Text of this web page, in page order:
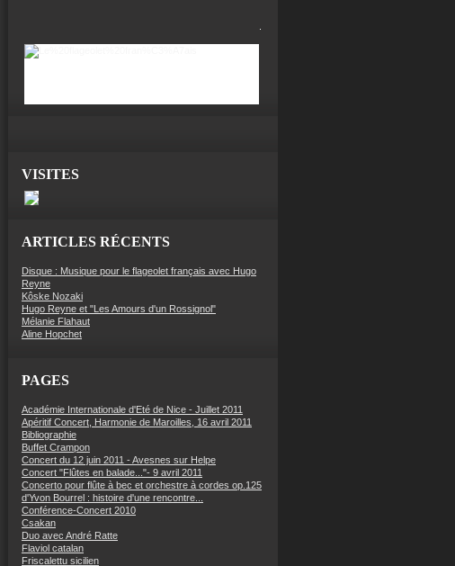
VISITES
ARTICLES RÉCENTS
Disque : Musique pour le flageolet français avec Hugo
Reyne
Kôske Nozaki
Hugo Reyne et "Les Amours d'un Rossignol"
Mélanie Flahaut
Aline Hopchet
PAGES
Académie Internationale d'Eté de Nice - Juillet 2011
Apéritif Concert, Harmonie de Maroilles, 16 avril 2011
Bibliographie
Buffet Crampon
Concert du 12 juin 2011 - Avesnes sur Helpe
Concert "Flûtes en balade..."- 9 avril 2011
Concerto pour flûte à bec et orchestre à cordes op.125
d'Yvon Bourrel : histoire d'une rencontre...
Conférence-Concert 2010
Csakan
Duo avec André Ratte
Flaviol catalan
Friscalettu sicilien